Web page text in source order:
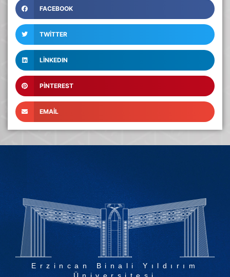
FACEBOOK
TWITTER
LINKEDIN
PINTEREST
EMAIL
Erzincan Binali Yıldırım